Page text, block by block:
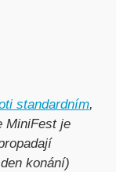
standardním,
MiniFest je
konání)